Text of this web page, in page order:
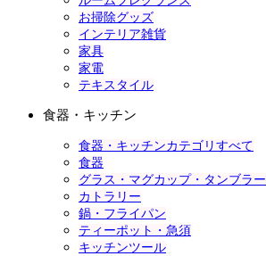
お掃除グッズ
インテリア雑貨
家具
家電
テキスタイル
食器・キッチン
食器・キッチンカテゴリすべて
食器
グラス・マグカップ・タンブラー
カトラリー
鍋・フライパン
ティーポット・急須
キッチンツール